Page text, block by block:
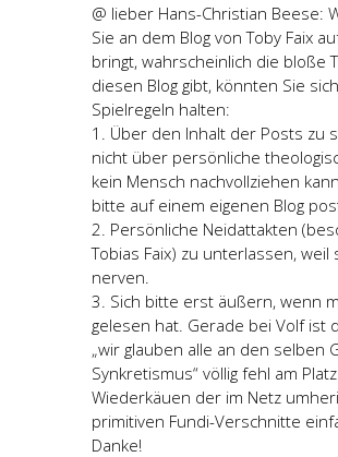
@ lieber Hans-Christian Beese:
Sie an dem Blog von Toby Faix
bringt, wahrscheinlich die bloße
diesen Blog gibt, könnten Sie
Spielregeln halten:
1. Über den Inhalt der Posts zu
nicht über persönliche
kein Mensch nachvollziehen
bitte auf einem eigenen Blog
2. Persönliche Neidattakten
Tobias Faix) zu unterlassen, weil
nerven.
3. Sich bitte erst äußern, wenn
gelesen hat. Gerade bei Volf ist
„wir glauben alle an den selben
Synkretismus“ völlig fehl am
Wiederkäuen der im Netz
primitiven Fundi-Verschnitte
Danke!